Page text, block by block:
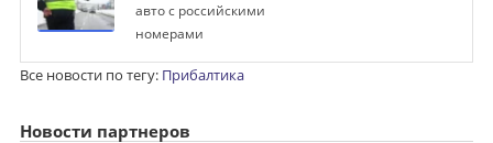
авто с российскими
номерами
Все новости по тегу: Прибалтика
Новости партнеров